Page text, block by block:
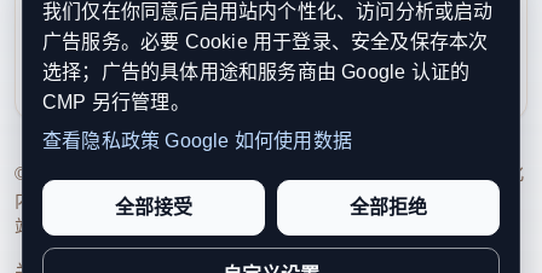
余老告诉我，那位384封家书被世界温州人博
物馆收藏的胡允迪是他夫人胡素珍的爷爷，胡允迪
也曾是意大利都灵华侨华人联谊会第一届名誉会
长。余序闹虽然年过古稀，依然关心着协会的发
展，今年筹备着协会换届的事宜，这一份温情和公
心让人倍感温暖和震撼。临别之时，他赠予我一瓶
contact@xinouzhou.com
服务支持、版权与合作：工作日优先处理站务、投稿与权
利通知
© 2026 新欧洲·欧洲头条. All Rights Reserved. 本网站持续优化
内容透明度、联系方式与用户权利说明，以提升品牌信任感和
站点完整度。
我们仅在你同意后启用站内个性化、访问分析或启动
广告服务。必要 Cookie 用于登录、安全及保存本次
选择；广告的具体用途和服务商由 Google 认证的
CMP 另行管理。
查看隐私政策 Google 如何使用数据
全部接受 全部拒绝